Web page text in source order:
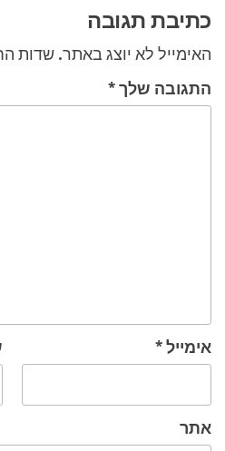
כתיבת תגובה
האימייל לא יוצג באתר. שדות
התגובה שלך*
אימייל*
אתר